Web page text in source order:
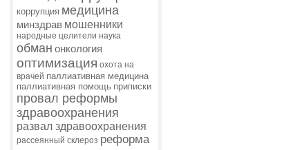
коррупция медицина
минздрав мошенники
народные целители наука
обман онкология
оптимизация охота на
врачей паллиативная медицина
паллиативная помощь приписки
провал реформы
здравоохранения
развал здравоохранения
рассеянный склероз реформа